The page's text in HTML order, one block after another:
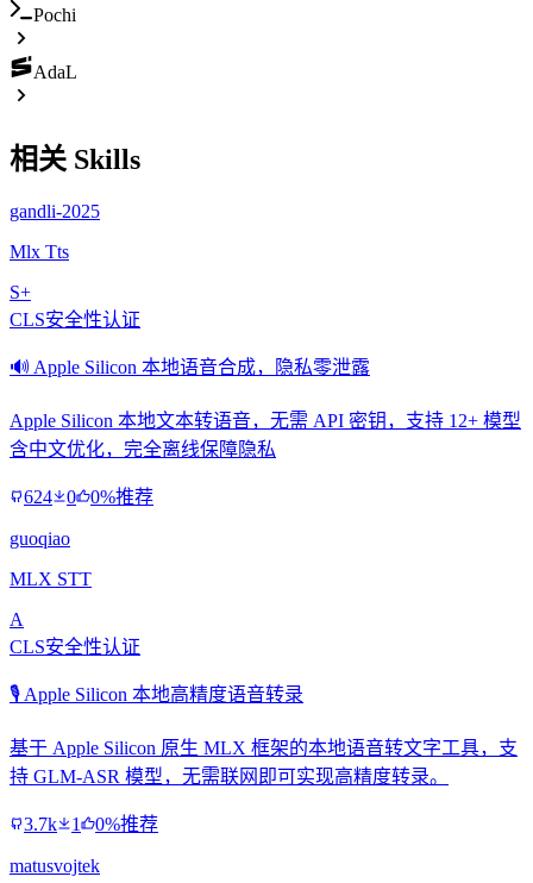
Pochi
AdaL
相关 Skills
gandli-2025
Mlx Tts
S+
CLS安全性认证
🔊 Apple Silicon 本地语音合成，隐私零泄露
Apple Silicon 本地文本转语音，无需 API 密钥，支持 12+ 模型
含中文优化，完全离线保障隐私
624 0 0%推荐
guoqiao
MLX STT
A
CLS安全性认证
🎙️ Apple Silicon 本地高精度语音转录
基于 Apple Silicon 原生 MLX 框架的本地语音转文字工具，支
持 GLM-ASR 模型，无需联网即可实现高精度转录。
3.7k 1 0%推荐
matusvojtek